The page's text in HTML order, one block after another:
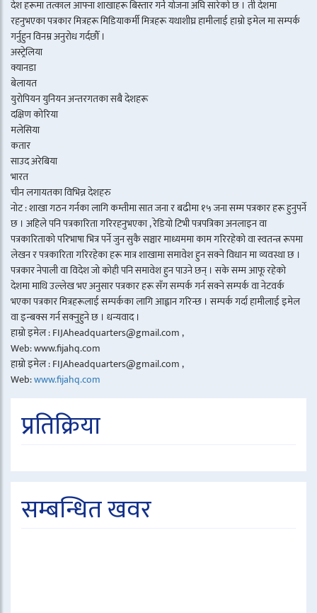
देश हरूमा तत्काल आफ्ना शाखाहरू बिस्तार गर्ने योजना अघि सारेको छ । ती देशमा
रहनुभएका पत्रकार मित्रहरू मिडियाकर्मी मित्रहरू यथाशीघ्र हामीलाई हाम्रो इमेल मा सम्पर्क
गर्नुहुन विनम्र अनुरोध गर्दछौँ ।
अस्ट्रेलिया
क्यानडा
बेलायत
युरोपियन युनियन अन्तरगतका सबै देशहरू
दक्षिण कोरिया
मलेसिया
कतार
साउद अरेबिया
भारत
चीन लगायतका विभिन्न देशहरु
नोट : शाखा गठन गर्नका लागि कम्तीमा सात जना र बढीमा १५ जना सम्म पत्रकार हरू हुनुपर्ने
छ । अहिले पनि पत्रकारिता गरिरहनुभएका , रेडियो टिभी पत्रपत्रिका अनलाइन वा
पत्रकारिताको परिभाषा भित्र पर्ने जुन सुकै सञ्चार माध्यममा काम गरिरहेको वा स्वतन्त्र रूपमा
लेखन र पत्रकारिता गरिरहेका हरू मात्र शाखामा समावेश हुन सक्ने विधान मा व्यवस्था छ ।
पत्रकार नेपाली वा विदेश जो कोही पनि समावेश हुन पाउने छन् । सके सम्म आफू रहेको
देशमा माथि उल्लेख भए अनुसार पत्रकार हरू सँग सम्पर्क गर्न सक्ने सम्पर्क वा नेटवर्क
भएका पत्रकार मित्रहरूलाई सम्पर्कका लागि आह्वान गरिन्छ । सम्पर्क गर्दा हामीलाई इमेल
वा इन्बक्स गर्न सक्नुहुने छ । धन्यवाद ।
हाम्रो इमेल : FIJAheadquarters@gmail.com ,
Web: www.fijahq.com
हाम्रो इमेल : FIJAheadquarters@gmail.com ,
Web:www.fijahq.com
प्रतिक्रिया
सम्बन्धित खवर